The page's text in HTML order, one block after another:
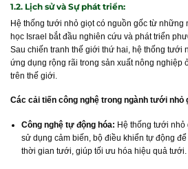
1.2. Lịch sử và Sự phát triển:
Hệ thống tưới nhỏ giọt có nguồn gốc từ những
học Israel bắt đầu nghiên cứu và phát triển
Sau chiến tranh thế giới thứ hai, hệ thống tưới
ứng dụng rộng rãi trong sản xuất nông nghiệp
trên thế giới.
Các cải tiến công nghệ trong ngành tưới nhỏ
Công nghệ tự động hóa: Hệ thống tưới nhỏ
sử dụng cảm biến, bộ điều khiển tự động
thời gian tưới, giúp tối ưu hóa hiệu quả tưới.